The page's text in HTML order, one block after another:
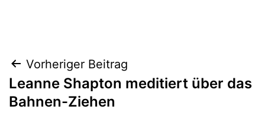
Beitragsnavigation
Vorheriger Beitrag
Leanne Shapton meditiert über das
Bahnen-Ziehen